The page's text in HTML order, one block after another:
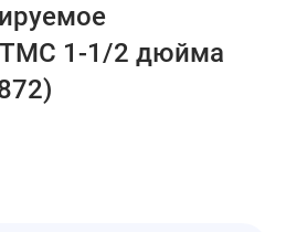
1-1/2 дюйма